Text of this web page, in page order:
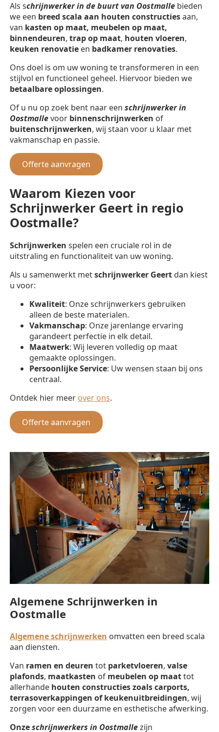
Als schrijnwerker in de buurt van Oostmalle bieden
we een breed scala aan houten constructiesaan,
van kasten op maat, meubelen op maat,
binnendeuren, trap op maat, houten vloeren,
keuken renovatie en badkamer renovaties.
Ons doel is om uw woning te transformeren in een
stijlvol en functioneel geheel. Hiervoor bieden we
betaalbare oplossingen.
Of u nu op zoek bent naar een schrijnwerker in
Oostmallevoor binnenschrijnwerken of
buitenschrijnwerken, wij staan voor u klaar met
vakmanschap en passie.
Offerte aanvragen
Waarom Kiezen voor
Schrijnwerker Geert in regio
Oostmalle?
Schrijnwerken spelen een cruciale rol in de
uitstraling en functionaliteit van uw woning.
Als u samenwerkt metschrijnwerker Geert dan kiest
u voor:
Kwaliteit: Onze schrijnwerkers gebruiken
alleen de beste materialen.
Vakmanschap: Onze jarenlange ervaring
garandeert perfectie in elk detail.
Maatwerk: Wij leveren volledig op maat
gemaakte oplossingen.
Persoonlijke Service: Uw wensen staan bij ons
centraal.
Ontdek hier meer over ons.
Offerte aanvragen
Algemene Schrijnwerken in
Oostmalle
Algemene schrijnwerken omvatten een breed scala
aan diensten.
Van ramen en deuren tot parketvloeren, valse
plafonds, maatkasten of meubelen op maattot
allerhande houten constructies zoals carports,
terrasoverkappingen of keukenuitbreidingen, wij
zorgen voor een duurzame en esthetische afwerking.
Onzeschrijnwerkers in Oostmallezijn